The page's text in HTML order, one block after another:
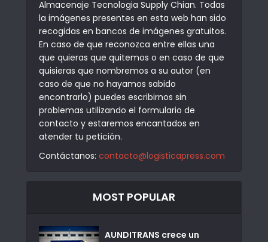
Almacenaje Tecnologia Supply Chian. Todas
la imágenes presentes en esta web han sido
recogidas en bancos de imágenes gratuitos.
En caso de que reconozca entre ellas una
que quieras que quitemos o en caso de que
quisieras que nombremos a su autor (en
caso de que no hayamos sabido
encontrarlo) puedes escribirnos sin
problemas utilizando el formulario de
contacto y estaremos encantados en
atender tu petición.
Contáctanos: contacto@logisticapress.com
MOST POPULAR
AUNDITRANS crece un